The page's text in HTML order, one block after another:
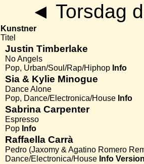
◄ Torsdag
Kunstner
Titel
Justin Timberlake
No Angels
Pop, Urban/Soul/Rap/Hiphop Info
Sia & Kylie Minogue
Dance Alone
Pop, Dance/Electronica/House Info
Sabrina Carpenter
Espresso
Pop Info
Raffaella Carrà
Pedro (Jaxomy & Agatino Romero
Dance/Electronica/House Info